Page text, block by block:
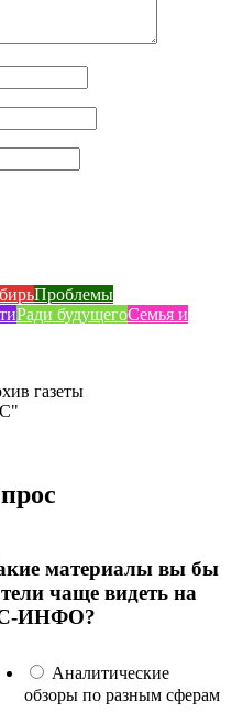
Проблемы
Ради будущегоСемья и
газеты
материалы вы бы
чаще видеть на
ИНФО?
Аналитические
обзоры по разным сферам